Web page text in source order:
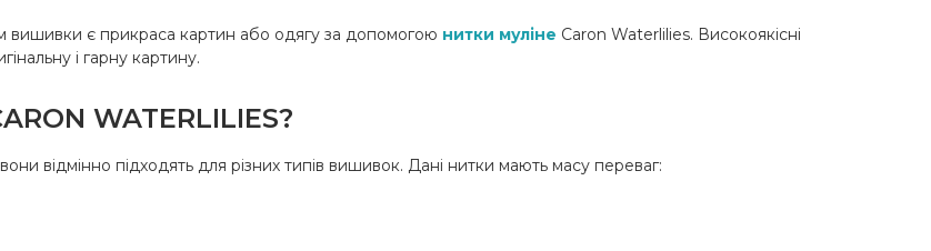
вишивки є прикраса картин або одягу за допомогою нитки муліне Caron Waterlilies. Високоякісні
і гарну картину.
WATERLILIES?
відмінно підходять для різних типів вишивок. Дані нитки мають масу переваг: